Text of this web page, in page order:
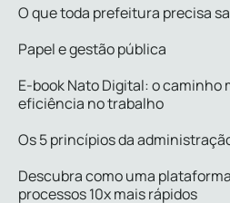
O que toda prefeitura precisa
Papel e gestão pública
E-book Nato Digital: o caminho
eficiência no trabalho
Os 5 princípios da
Descubra como uma
processos 10x mais rápidos